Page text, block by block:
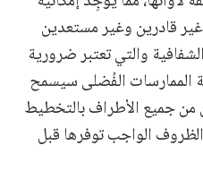
قادرين وغير مستعدين
والتي تعتبر ضرورية
الممارسات الفُضلى سيسمح
من جميع الأطراف بالتخطيط
الواجب توفرها قبل